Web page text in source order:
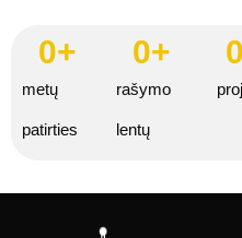
metų
patirties
0+
rašymo
lentų
0+ 0